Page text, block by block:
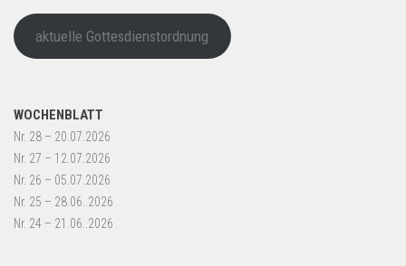
aktuelle Gottesdienstordnung
WOCHENBLATT
Nr. 28 – 20.07.2026
Nr. 27 – 12.07.2026
Nr. 26 – 05.07.2026
Nr. 25 – 28.06..2026
Nr. 24 – 21.06..2026